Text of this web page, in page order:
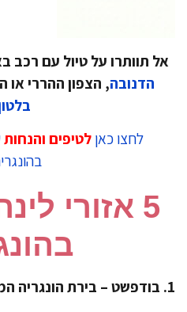
תוותרו על טיול עם רכב
הדנובה, הצפון ההררי או
בלטון:
לחצו כאןלטיפים והנחות
5 אזורי